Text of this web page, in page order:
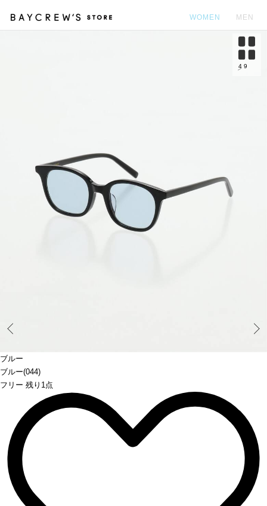
WOMEN MEN
ブルー
ブルー(044)
フリー 残り1点
4 9